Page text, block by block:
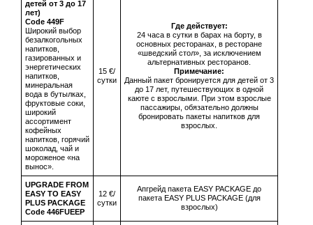
детей от 3 до 17
лет)
Сode 449F
Широкий выбор
безалкогольных
напитков,
газированных и
энергетических
напитков,
минеральная
вода в бутылках,
фруктовые соки,
широкий
ассортимент
кофейных
напитков, горячий
шоколад, чай и
мороженое «на
вынос».
15 €/
сутки
Где действует:
24 часа в сутки в барах на борту, в
основных ресторанах, в ресторане
«шведский стол», за исключением
альтернативных ресторанов.
Примечание:
Данный пакет бронируется для детей от 3
до 17 лет, путешествующих в одной
каюте с взрослыми. При этом взрослые
пассажиры, обязательно должны
бронировать пакеты напитков для
взрослых.
UPGRADE FROM
EASY TO EASY
PLUS PACKAGE
Code 446FUEEP
12 €/
сутки
Апгрейд пакета EASY PACKAGE до
пакета EASY PLUS PACKAGE (для
взрослых)